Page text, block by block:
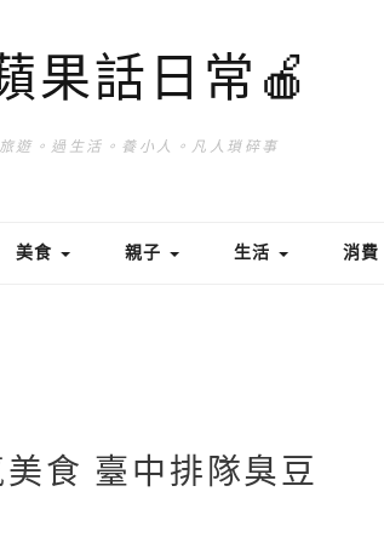
果話日常🍎
遊。過生活。養小人。凡人瑣碎事
美食 親子 生活 消費
食 臺中排隊臭豆